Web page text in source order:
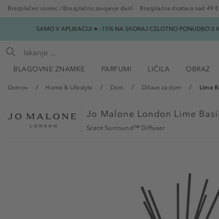
Brezplačen vzorec / Brezplačno zavijanje daril Brezplačna dostava nad 49 €
SAMO V APLIKACIJI ★ -15% NA SKORAJ CELOTNO PONUDBO
BLAGOVNE ZNAMKE PARFUMI LIČILA OBRAZ
Domov Home & Lifestyle Dom Dišave za dom Lime
Jo Malone London Lime
Scent Surround™ Diffuser